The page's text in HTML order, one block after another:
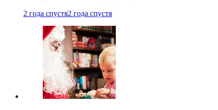
2 года спустя2 года спустя